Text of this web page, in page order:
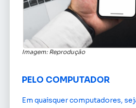
Imagem: Reprodução
PELO COMPUTADOR
Em quaisquer computadores,